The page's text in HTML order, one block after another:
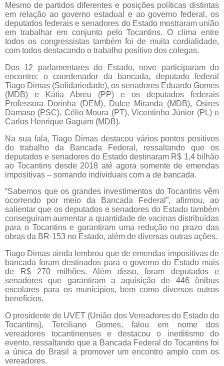
Mesmo de partidos diferentes e posições políticas distintas
em relação ao governo estadual e ao governo federal, os
deputados federais e senadores do Estado mostraram união
em trabalhar em conjunto pelo Tocantins. O clima entre
todos os congressistas também foi de muita cordialidade,
com todos destacando o trabalho positivo dos colegas.
Dos 12 parlamentares do Estado, nove participaram do
encontro: o coordenador da bancada, deputado federal
Tiago Dimas (Solidariedade), os senadores Eduardo Gomes
(MDB) e Kátia Abreu (PP) e os deputados federais
Professora Dorinha (DEM), Dulce Miranda (MDB), Osires
Damaso (PSC), Célio Moura (PT), Vicentinho Júnior (PL) e
Carlos Henrique Gaguim (MDB).
Na sua fala, Tiago Dimas destacou vários pontos positivos
do trabalho da Bancada Federal, ressaltando que os
deputados e senadores do Estado destinaram R$ 1,4 bilhão
ao Tocantins desde 2018 até agora somente de emendas
impositivas – somando individuais com a de bancada.
“Sabemos que os grandes investimentos do Tocantins vêm
ocorrendo por meio da Bancada Federal”, afirmou, ao
salientar que os deputados e senadores do Estado também
conseguiram aumentar a quantidade de vacinas distribuídas
para o Tocantins e garantiram uma redução no prazo das
obras da BR-153 no Estado, além de diversas outras ações.
Tiago Dimas ainda lembrou que de emendas impositivas de
bancada foram destinados para o governo do Estado mais
de R$ 270 milhões. Além disso, foram deputados e
senadores que garantiram a aquisição de 446 ônibus
escolares para os municípios, bem como diversos outros
benefícios.
O presidente de UVET (União dos Vereadores do Estado do
Tocantins), Terciliano Gomes, falou em nome dos
vereadores tocantinenses e destacou o ineditismo do
evento, ressaltando que a Bancada Federal do Tocantins foi
a única do Brasil a promover um encontro amplo com os
vereadores.